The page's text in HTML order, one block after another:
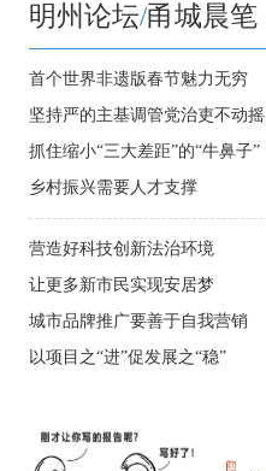
明州论坛/甬城晨笔
首个世界非遗版春节魅力无穷
坚持严的主基调管党治吏不动摇
抓住缩小“三大差距”的“牛鼻子”
乡村振兴需要人才支撑
营造好科技创新法治环境
让更多新市民实现安居梦
城市品牌推广要善于自我营销
以项目之“进”促发展之“稳”